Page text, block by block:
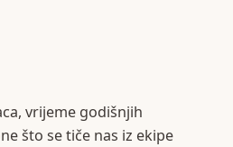
vrijeme godišnjih
što se tiče nas iz ekipe